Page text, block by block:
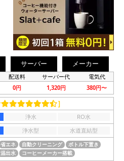
サーバー メーカー
配送料 サーバー代 電気代
0円 1,320円 380円〜
］
浄水
RO水
浄水型
水道直結型
省エネ 自動クリーニング
ボトル下置き
出水 コーヒーメーカー搭載